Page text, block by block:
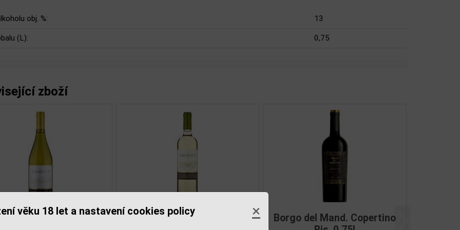
věku 18 let a nastavení cookies policy ×
obj. %: 13
(L): 0,75
zboží
del Mand. Primitivo
Borgo del Mand. Puglia
Borgo del Mand.Primitivo